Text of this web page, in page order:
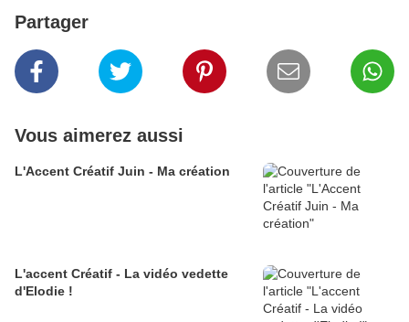
Partager
Vous aimerez aussi
L'Accent Créatif Juin - Ma création
L'accent Créatif - La vidéo vedette
d'Elodie !